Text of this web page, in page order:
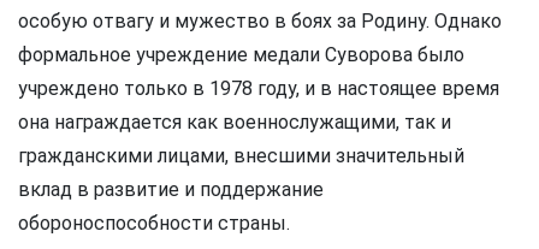
особую отвагу и мужество в боях за Родину. Однако
формальное учреждение медали Суворова было
учреждено только в 1978 году, и в настоящее время
она награждается как военнослужащими, так и
гражданскими лицами, внесшими значительный
вклад в развитие и поддержание
обороноспособности страны.